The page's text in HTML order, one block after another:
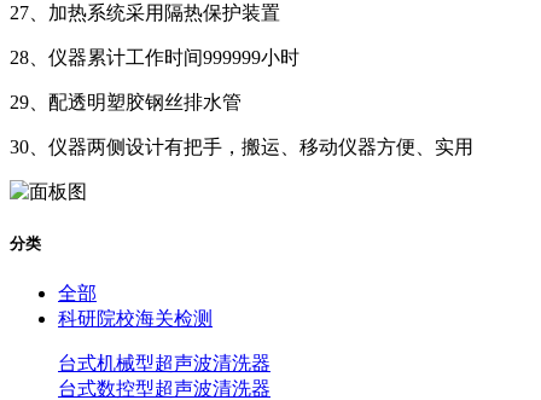
27、加热系统采用隔热保护装置
28、仪器累计工作时间999999小时
29、配透明塑胶钢丝排水管
30、仪器两侧设计有把手，搬运、移动仪器方便、实用
分类
全部
科研院校海关检测
台式机械型超声波清洗器
台式数控型超声波清洗器